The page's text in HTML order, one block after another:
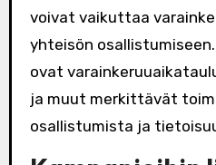
voivat vaikuttaa
yhteisön
ovat
ja muut merkittävät
osallistumista ja